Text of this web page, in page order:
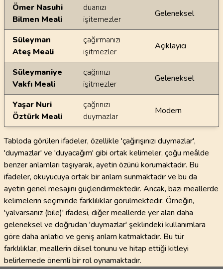
Ömer Nasuhi
Bilmen Meali
duanızı
işitemezler
Geleneksel
Süleyman
Ateş Meali
çağırmanızı
işitmezler
Açıklayıcı
Süleymaniye
Vakfı Meali
çağrınızı
işitmezler
Geleneksel
Yaşar Nuri
Öztürk Meali
çağrınızı
duymazlar
Modern
Tabloda görülen ifadeler, özellikle 'çağırışınızı duymazlar',
'duymazlar' ve 'duyacağım' gibi ortak kelimeler, çoğu meâlde
benzer anlamları taşıyarak, ayetin özünü korumaktadır. Bu
ifadeler, okuyucuya ortak bir anlam sunmaktadır ve bu da
ayetin genel mesajını güçlendirmektedir. Ancak, bazı meallerde
kelimelerin seçiminde farklılıklar görülmektedir. Örneğin,
'yalvarsanız (bile)' ifadesi, diğer meallerde yer alan daha
geleneksel ve doğrudan 'duymazlar' şeklindeki kullanımlara
göre daha anlatıcı ve geniş anlam katmaktadır. Bu tür
farklılıklar, meallerin dilsel tonunu ve hitap ettiği kitleyi
belirlemede önemli bir rol oynamaktadır.